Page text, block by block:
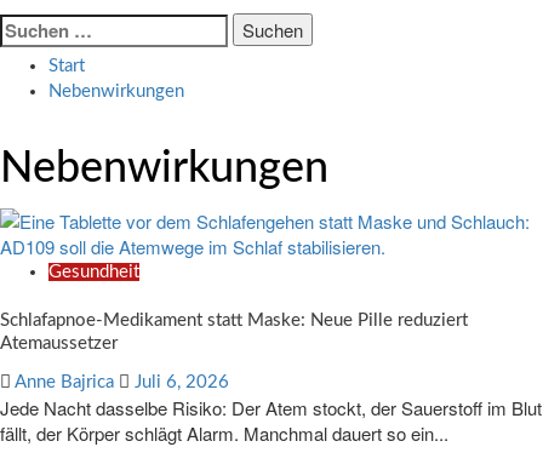
Suche
nach:
Start
Nebenwirkungen
Nebenwirkungen
Gesundheit
Schlafapnoe-Medikament statt Maske: Neue Pille reduziert
Atemaussetzer
Anne Bajrica Juli 6, 2026
Jede Nacht dasselbe Risiko: Der Atem stockt, der Sauerstoff im Blut
fällt, der Körper schlägt Alarm. Manchmal dauert so ein...